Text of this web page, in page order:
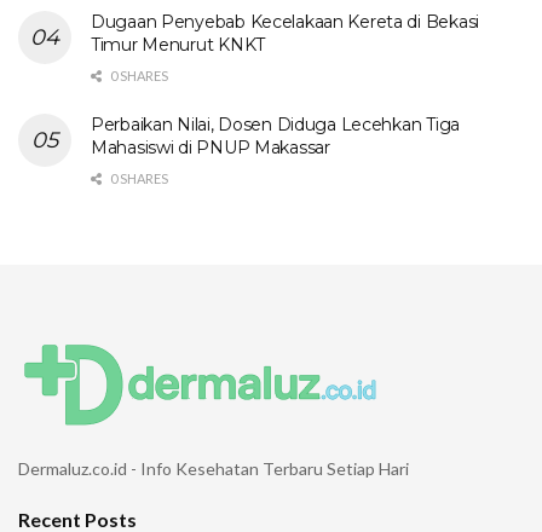
Dugaan Penyebab Kecelakaan Kereta di Bekasi
Timur Menurut KNKT
0 SHARES
Perbaikan Nilai, Dosen Diduga Lecehkan Tiga
Mahasiswi di PNUP Makassar
0 SHARES
Dermaluz.co.id - Info Kesehatan Terbaru Setiap Hari
Recent Posts